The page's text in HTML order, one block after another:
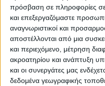
πρόσβαση σε πληροφορίες
και επεξεργαζόμαστε
αναγνωριστικοί και
αποστέλλονται από μια
και περιεχόμενο, μέτρηση
ακροατηρίου και ανάπτυξη
και οι συνεργάτες μας
δεδομένα γεωγραφικής
Ο Γερμανός ιδιοκτήτης
ομάδα θα παρατάξει
Balaton Park αυτό το
Mackenzie να παίρνει τη
στον Ουγγρικό γύρο
είπαμε εδώ.